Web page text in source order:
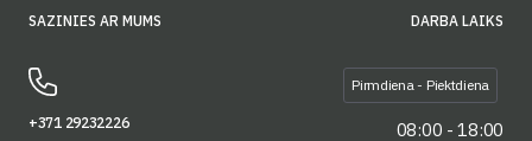
SAZINIES AR MUMS
+371 29232226
DARBA LAIKS
Pirmdiena - Piektdiena
08:00 - 18:00